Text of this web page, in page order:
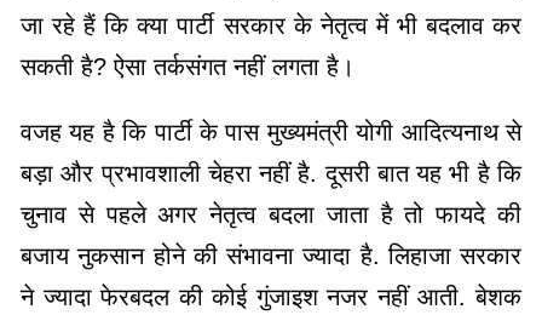
जा रहे हैं कि क्या पार्टी सरकार के नेतृत्व में भी बदलाव कर
सकती है? ऐसा तर्कसंगत नहीं लगता है।
वजह यह है कि पार्टी के पास मुख्यमंत्री योगी आदित्यनाथ से
बड़ा और प्रभावशाली चेहरा नहीं है. दूसरी बात यह भी है कि
चुनाव से पहले अगर नेतृत्व बदला जाता है तो फायदे की
बजाय नुकसान होने की संभावना ज्यादा है. लिहाजा सरकार
ने ज्यादा फेरबदल की कोई गुंजाइश नजर नहीं आती. बेशक